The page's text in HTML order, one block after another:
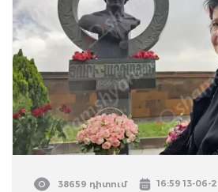
38659 դիտում 16:59 13-06-